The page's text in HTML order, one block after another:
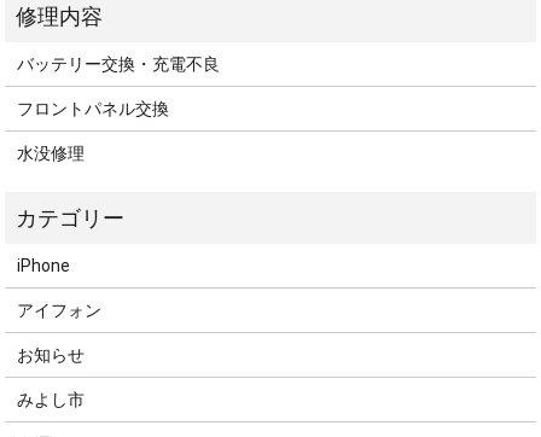
バッテリー交換・充電不良
フロントパネル交換
水没修理
iPhone
アイフォン
お知らせ
みよし市